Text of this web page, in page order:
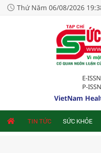
Thứ Năm 06/08/2026
E-
P-
VietNam
TIN TỨC SỨC KHỎE